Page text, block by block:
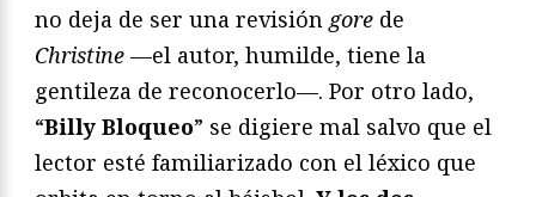
no deja de ser una revisión gore de
Christine —el autor, humilde, tiene la
gentileza de reconocerlo—. Por otro lado,
“Billy Bloqueo” se digiere mal salvo que el
lector esté familiarizado con el léxico que